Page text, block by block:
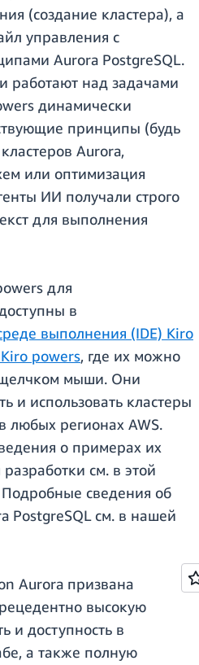
(создание кластера), а
управления с
Aurora PostgreSQL.
работают над задачами
динамически
принципы (будь
Aurora,
или оптимизация
ИИ получали строго
для выполнения
для
в
выполнения (IDE) Kiro
powers, где их можно
мыши. Они
и использовать кластеры
любых регионах AWS.
о примерах их
см. в этой
Подробные сведения об
PostgreSQL см. в нашей
Aurora призвана
высокую
и доступность в
а также полную